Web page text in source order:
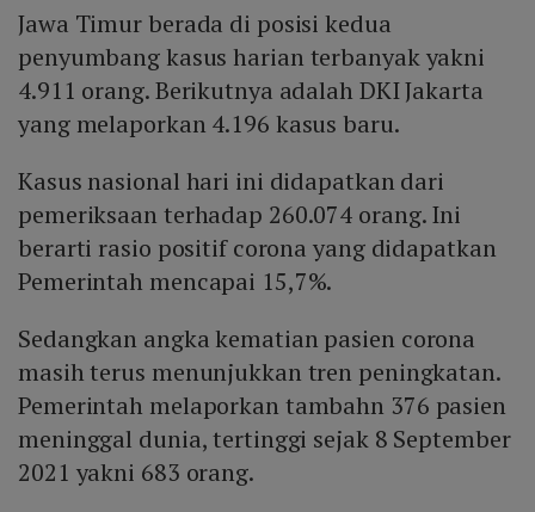
Jawa Timur berada di posisi kedua
penyumbang kasus harian terbanyak yakni
4.911 orang. Berikutnya adalah DKI Jakarta
yang melaporkan 4.196 kasus baru.
Kasus nasional hari ini didapatkan dari
pemeriksaan terhadap 260.074 orang. Ini
berarti rasio positif corona yang didapatkan
Pemerintah mencapai 15,7%.
Sedangkan angka kematian pasien corona
masih terus menunjukkan tren peningkatan.
Pemerintah melaporkan tambahn 376 pasien
meninggal dunia, tertinggi sejak 8 September
2021 yakni 683 orang.